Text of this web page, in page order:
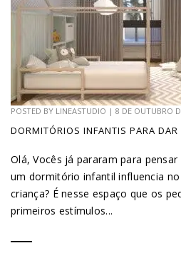
POSTED BY LINEASTUDIO | 8 DE OUTUBRO
DORMITÓRIOS INFANTIS PARA
Olá, Vocês já pararam para
um dormitório infantil influencia
criança? É nesse espaço que os
primeiros estímulos...